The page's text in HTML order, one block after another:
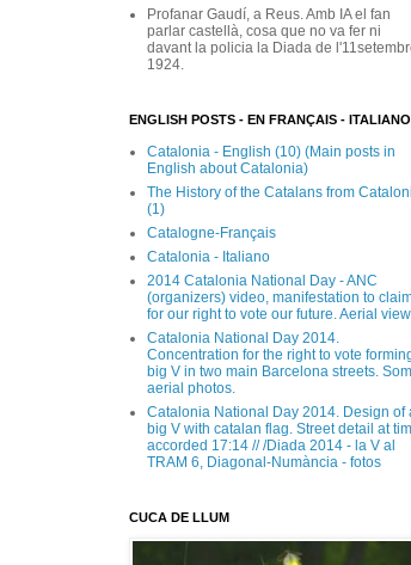
Profanar Gaudí, a Reus. Amb IA el fan
parlar castellà, cosa que no va fer ni
davant la policia la Diada de
1924.
ENGLISH POSTS - EN FRANÇAIS - ITALIANO
Catalonia - English (10) (Main posts in
English about Catalonia)
The History of the Catalans from
(1)
Catalogne-Français
Catalonia - Italiano
2014 Catalonia National Day - ANC
(organizers) video, manifestation to
for our right to vote our future. Aerial
Catalonia National Day 2014.
Concentration for the right to vote
big V in two main Barcelona streets.
aerial photos.
Catalonia National Day 2014. Design of
big V with catalan flag. Street detail at
accorded 17:14 // /Diada 2014 - la V al
TRAM 6, Diagonal-Numància - fotos
CUCA DE LLUM